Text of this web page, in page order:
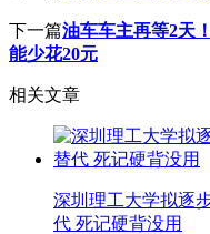
下一篇油车车主再等2天
能少花20元
相关文章
深圳理工大学拟逐
代 死记硬背没用